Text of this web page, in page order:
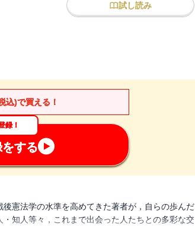
試し読み
込)で買える！
録！
する
憲法学の水準を高めてきた著者が，自らの歩んだ
知人等々，これまで出会った人たちとの多彩な交